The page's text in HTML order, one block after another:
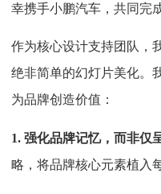
幸携手小鹏汽车，共同完
作为核心设计支持团队，
绝非简单的幻灯片美化。
为品牌创造价值：
1. 强化品牌记忆，而非仅
略，将品牌核心元素植入